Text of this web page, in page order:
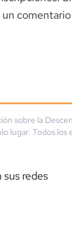
comentario
sobre la
lugar. Todos los
redes